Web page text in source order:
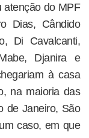
atenção do MPF
Dias, Cândido
Di Cavalcanti,
Djanira e
à casa
na maioria das
de Janeiro, São
caso, em que